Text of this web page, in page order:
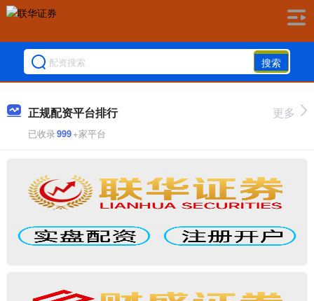
搜索
正规配资平台排行
已收录999+家平台
更多